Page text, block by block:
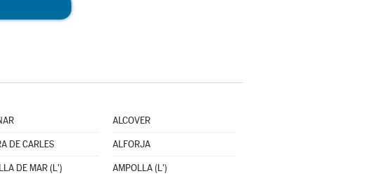
ALCOVER
DE CARLES ALFORJA
DE MAR (L') AMPOLLA (L')